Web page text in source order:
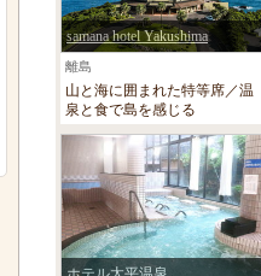
samana hotel Yakushima
離島
山と海に囲まれた特等席／温
泉と食で島を感じる